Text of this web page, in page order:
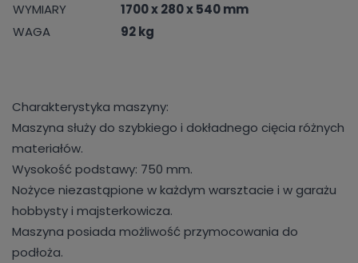
WYMIARY
1700 x 280 x 540 mm
WAGA
92 kg
Charakterystyka maszyny:
Maszyna służy do szybkiego i dokładnego cięcia różnych
materiałów.
Wysokość podstawy: 750 mm.
Nożyce niezastąpione w każdym warsztacie i w garażu
hobbysty i majsterkowicza.
Maszyna posiada możliwość przymocowania do
podłoża.